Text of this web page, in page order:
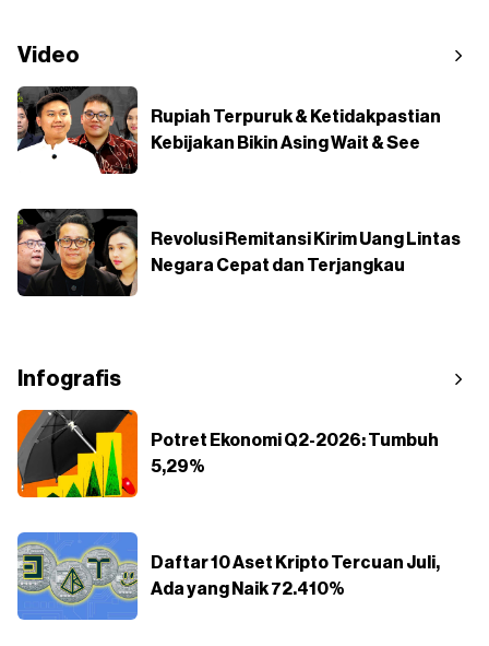
Video
Rupiah Terpuruk & Ketidakpastian
Kebijakan Bikin Asing Wait & See
Revolusi Remitansi Kirim Uang Lintas
Negara Cepat dan Terjangkau
Infografis
Potret Ekonomi Q2-2026: Tumbuh
5,29%
Daftar 10 Aset Kripto Tercuan Juli,
Ada yang Naik 72.410%